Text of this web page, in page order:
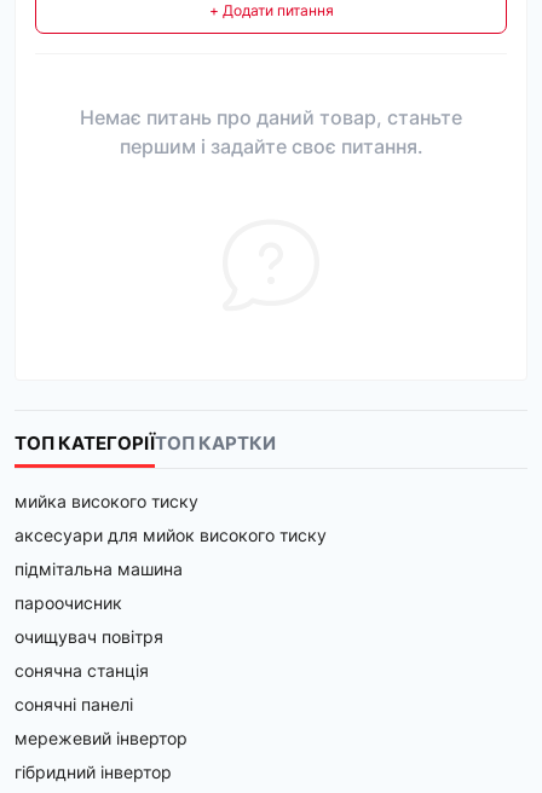
+ Додати питання
Немає питань про даний товар, станьте
першим і задайте своє питання.
ТОП КАТЕГОРІЇТОП КАРТКИ
мийка високого тиску
аксесуари для мийок високого тиску
підмітальна машина
пароочисник
очищувач повітря
сонячна станція
сонячні панелі
мережевий інвертор
гібридний інвертор